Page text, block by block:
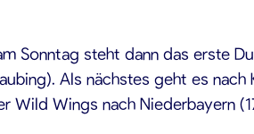
Sonntag steht dann das erste
Als nächstes geht es
Wings nach Niederbayern